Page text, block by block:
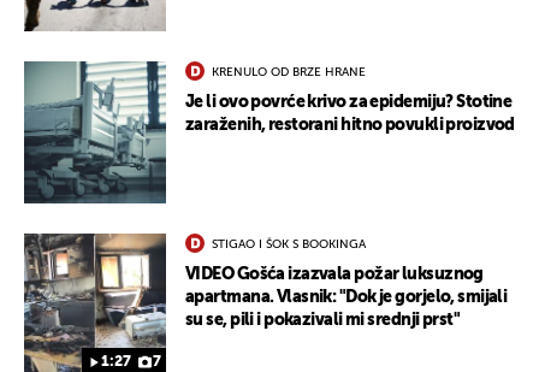
KRENULO OD BRZE HRANE
Je li ovo povrće krivo za epidemiju? Stotine
zaraženih, restorani hitno povukli proizvod
1:27 7
STIGAO I ŠOK S BOOKINGA
VIDEO Gošća izazvala požar luksuznog
apartmana. Vlasnik: "Dok je gorjelo, smijali
su se, pili i pokazivali mi srednji prst"
UKLJUČITE NOTIFIKACIJE